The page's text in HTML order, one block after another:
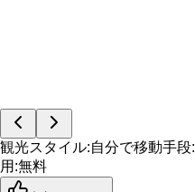
観光スタイル:自分で移動手段:
用 :無料